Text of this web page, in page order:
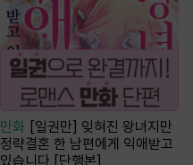
만화 [일권만] 잊혀진 왕녀지만
정략결혼 한 남편에게 익애받고
있습니다 [단행본]